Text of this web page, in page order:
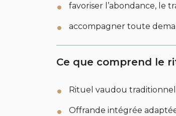
favoriser l’abondance, le
accompagner toute
Ce que comprend le
Rituel vaudou
Offrande intégrée